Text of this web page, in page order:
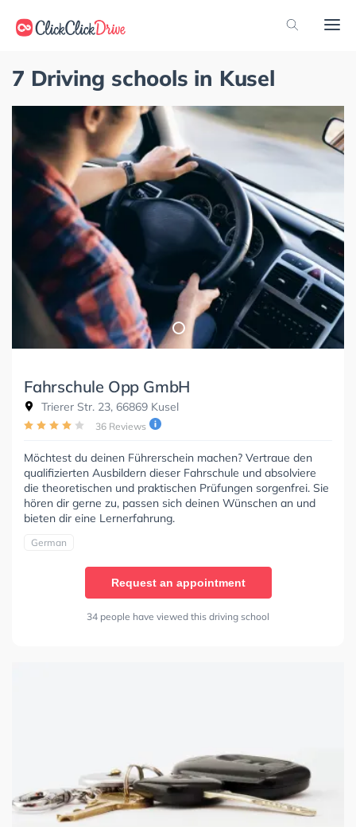
7 Driving schools in Kusel
Fahrschule Opp GmbH
Trierer Str. 23, 66869 Kusel
36 Reviews
Möchtest du deinen Führerschein machen? Vertraue den
qualifizierten Ausbildern dieser Fahrschule und absolviere
die theoretischen und praktischen Prüfungen sorgenfrei. Sie
hören dir gerne zu, passen sich deinen Wünschen an und
bieten dir eine Lernerfahrung.
German
Request an appointment
34 people have viewed this driving school